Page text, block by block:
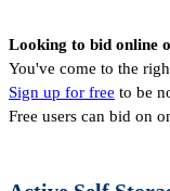
Looking to bid online
You've come to the
Sign up for free to be
Free users can bid on